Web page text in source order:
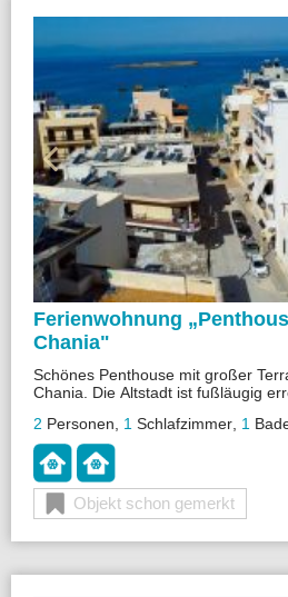
Ferienwohnung „
Chania"
Schönes Penthouse mit großer
Chania. Die Altstadt ist fußläugig
Das Penthouse verfügt über Klima
2 Personen 1 Schlafzimmer 1
Objekt schon gemerkt